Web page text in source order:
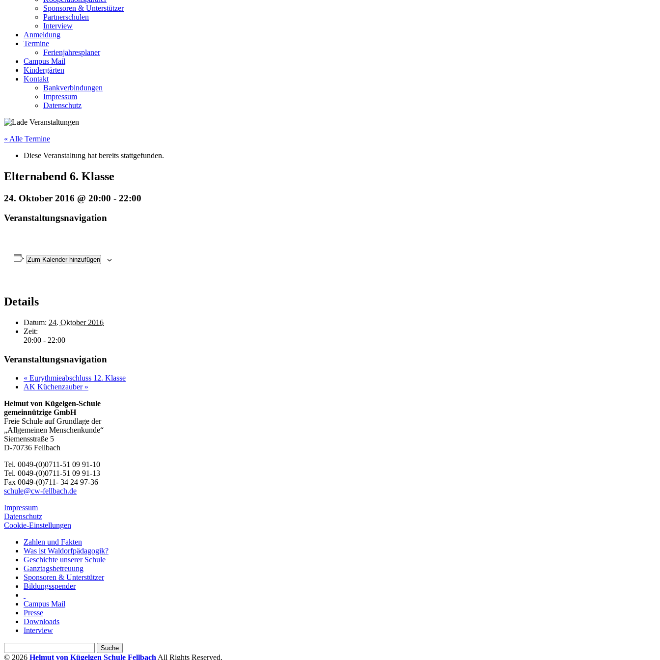
Sponsoren & Unterstützer
Partnerschulen
Interview
Anmeldung
Termine
Ferienjahresplaner
Campus Mail
Kindergärten
Kontakt
Bankverbindungen
Impressum
Datenschutz
« Alle Termine
Diese Veranstaltung hat bereits stattgefunden.
Elternabend 6. Klasse
24. Oktober 2016 @ 20:00 - 22:00
Veranstaltungsnavigation
Zum Kalender hinzufügen
Details
Datum: 24. Oktober 2016
Zeit:
20:00 - 22:00
Veranstaltungsnavigation
« Eurythmieabschluss 12. Klasse
AK Küchenzauber »
Helmut von Kügelgen-Schule
gemeinnützige GmbH
Freie Schule auf Grundlage der
„Allgemeinen Menschenkunde“
Siemensstraße 5
D-70736 Fellbach
Tel. 0049-(0)0711-51 09 91-10
Tel. 0049-(0)0711-51 09 91-13
Fax 0049-(0)711- 34 24 97-36
schule@cw-fellbach.de
Impressum
Datenschutz
Cookie-Einstellungen
Zahlen und Fakten
Was ist Waldorfpädagogik?
Geschichte unserer Schule
Ganztagsbetreuung
Sponsoren & Unterstützer
Bildungsspender
Campus Mail
Presse
Downloads
Interview
© 2026 Helmut von Kügelgen Schule Fellbach All Rights Reserved.